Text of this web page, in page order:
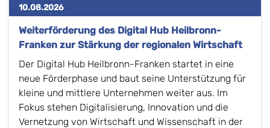
10.08.2026
Weiterförderung des Digital Hub Heilbronn-
Franken zur Stärkung der regionalen Wirtschaft
Der Digital Hub Heilbronn-Franken startet in eine
neue Förderphase und baut seine Unterstützung für
kleine und mittlere Unternehmen weiter aus. Im
Fokus stehen Digitalisierung, Innovation und die
Vernetzung von Wirtschaft und Wissenschaft in der